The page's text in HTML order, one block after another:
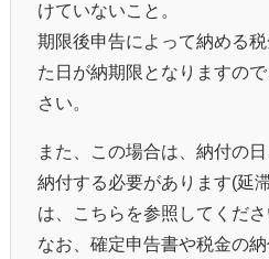
けていないこと。
期限後申告によって納める税
た日が納期限となりますの
さい。
また、この場合は、納付の
納付する必要があります(延
は、こちらを参照してくだ
なお、確定申告書や税金の